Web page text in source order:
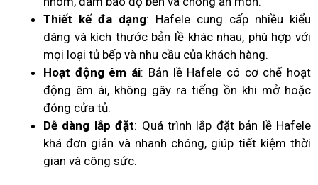
Thiết kế đa dạng: Hafele cung cấp nhiều kiểu
dáng và kích thước bản lề khác nhau, phù hợp với
mọi loại tủ bếp và nhu cầu của khách hàng.
Hoạt động êm ái: Bản lề Hafele có cơ chế hoạt
động êm ái, không gây ra tiếng ồn khi mở hoặc
đóng cửa tủ.
Dễ dàng lắp đặt: Quá trình lắp đặt bản lề Hafele
khá đơn giản và nhanh chóng, giúp tiết kiệm thời
gian và công sức.